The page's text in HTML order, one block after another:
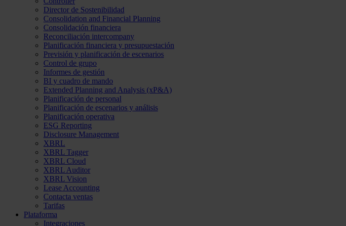
Director de Sostenibilidad
Consolidation and Financial Planning
Consolidación financiera
Reconciliación intercompany
Planificación financiera y presupuestación
Previsión y planificación de escenarios
Control de grupo
Informes de gestión
BI y cuadro de mando
Extended Planning and Analysis (xP&A)
Planificación de personal
Planificación de escenarios y análisis
Planificación operativa
ESG Reporting
Disclosure Management
XBRL
XBRL Tagger
XBRL Cloud
XBRL Auditor
XBRL Vision
Lease Accounting
Contacta ventas
Tarifas
Plataforma
Integraciones